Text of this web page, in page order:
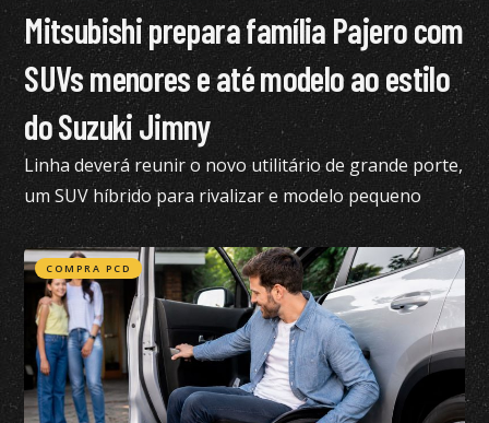
Mitsubishi prepara família Pajero com
SUVs menores e até modelo ao estilo
do Suzuki Jimny
Linha deverá reunir o novo utilitário de grande porte,
um SUV híbrido para rivalizar e modelo pequeno
semelhante ao Suzuki Jimny
COMPRA PCD